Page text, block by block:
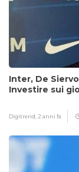
Inter, De
Investire sui
Digitrend, 2 anni fa